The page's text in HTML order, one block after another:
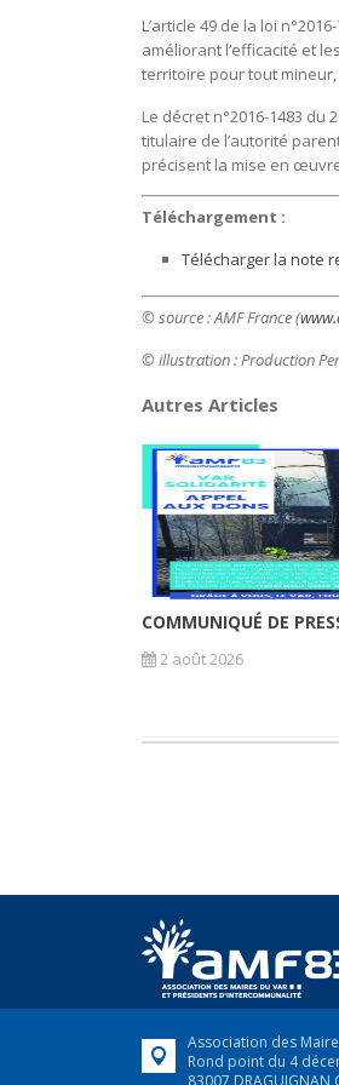
L’article 49 de la loi
améliorant l’efficacité et
territoire pour tout
Le décret n°2016-1483
titulaire de l’autorité
précisent la mise en
Téléchargement :
Télécharger la note
© source : AMF France(
© illustration : Production
Autres Articles
COMMUNIQUÉ DE
2 août 2026
Association des
Rond point du 4
83007 DRAGUIGNAN